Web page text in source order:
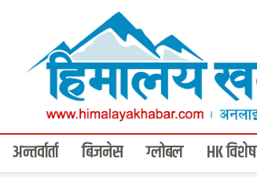
अन्तर्वार्ता बिजनेस ग्लोबल HK विशेष